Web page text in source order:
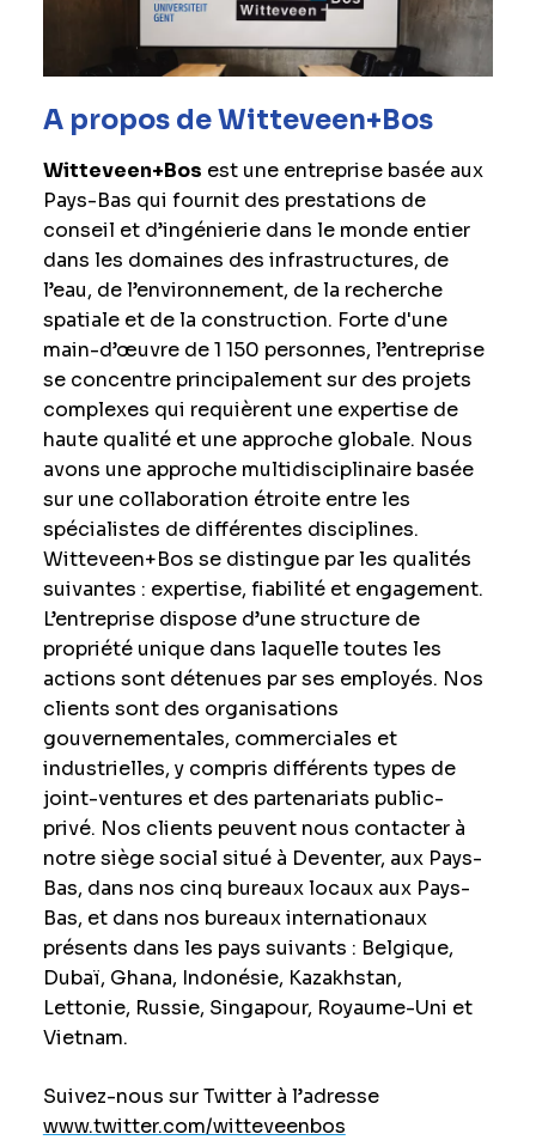
A propos de Witteveen+Bos
Witteveen+Bos est une entreprise basée aux
Pays-Bas qui fournit des prestations de
conseil et d’ingénierie dans le monde entier
dans les domaines des infrastructures, de
l’eau, de l’environnement, de la recherche
spatiale et de la construction. Forte d'une
main-d’œuvre de 1 150 personnes, l’entreprise
se concentre principalement sur des projets
complexes qui requièrent une expertise de
haute qualité et une approche globale. Nous
avons une approche multidisciplinaire basée
sur une collaboration étroite entre les
spécialistes de différentes disciplines.
Witteveen+Bos se distingue par les qualités
suivantes : expertise, fiabilité et engagement.
L’entreprise dispose d’une structure de
propriété unique dans laquelle toutes les
actions sont détenues par ses employés. Nos
clients sont des organisations
gouvernementales, commerciales et
industrielles, y compris différents types de
joint-ventures et des partenariats public-
privé. Nos clients peuvent nous contacter à
notre siège social situé à Deventer, aux Pays-
Bas, dans nos cinq bureaux locaux aux Pays-
Bas, et dans nos bureaux internationaux
présents dans les pays suivants : Belgique,
Dubaï, Ghana, Indonésie, Kazakhstan,
Lettonie, Russie, Singapour, Royaume-Uni et
Vietnam.
Suivez-nous sur Twitter à l’adresse
www.twitter.com/witteveenbos